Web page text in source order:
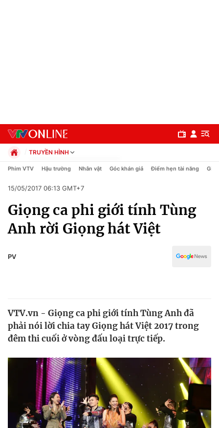
Chuyên mục
Chính trị
Thế giới
Tin tức
Thế giới đó đây
Câu chuyện quốc tế
Kinh tế
Tài chính
Thị trường
Góc doanh nghiệp
Dữ liệu và đời sống
Truyền hình
TRUYỀN HÌNH
Chính trị
Pháp luật
Kinh tế
Thể thao
Truyền hình
Phim VTV Hậu trường Nhân vật Góc khán giả Điểm hẹn tài năng Giải
15/05/2017 06:13 GMT+7
Giọng ca phi giới tính Tùng
Anh rời Giọng hát Việt
PV
VTV.vn - Giọng ca phi giới tính Tùng Anh đã
phải nói lời chia tay Giọng hát Việt 2017 trong
đêm thi cuối ở vòng đấu loại trực tiếp.